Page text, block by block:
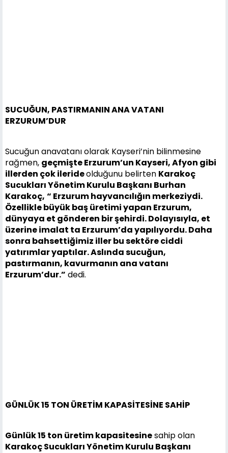
SUCUĞUN, PASTIRMANIN ANA VATANI
ERZURUM’DUR
Sucuğun anavatanı olarak Kayseri’nin bilinmesine
rağmen, geçmişte Erzurum’un Kayseri, Afyon gibi
illerden çok ilerideolduğunu belirten Karakoç
Sucukları Yönetim Kurulu Başkanı Burhan
Karakoç, “ Erzurum hayvancılığın merkeziydi.
Özellikle büyük baş üretimi yapan Erzurum,
dünyaya et gönderen bir şehirdi. Dolayısıyla, et
üzerine imalat ta Erzurum’da yapılıyordu. Daha
sonra bahsettiğimiz iller bu sektöre ciddi
yatırımlar yaptılar. Aslında sucuğun,
pastırmanın, kavurmanın ana vatanı
Erzurum’dur.” dedi.
GÜNLÜK 15 TON ÜRETİM KAPASİTESİNE SAHİP
Günlük 15 ton üretim kapasitesinesahip olan
Karakoç Sucukları Yönetim Kurulu Başkanı